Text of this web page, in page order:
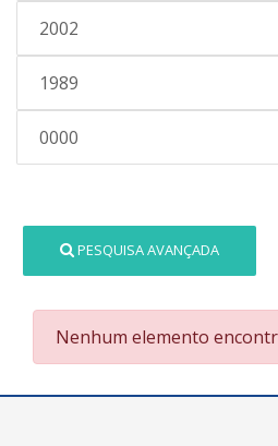
2002
1989
0000
PESQUISA AVANÇADA
Nenhum elemento